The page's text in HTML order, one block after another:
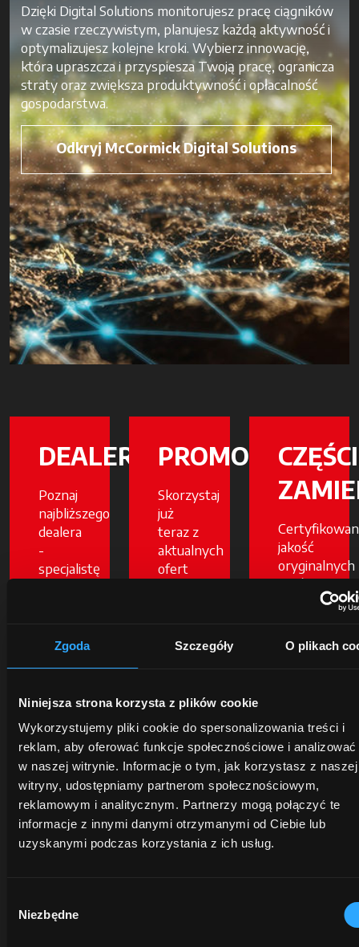
Zgoda Szczegóły O plikach
Niniejsza strona korzysta z plików cookie
Wykorzystujemy pliki cookie do spersonalizowania treści i
reklam, aby oferować funkcje społecznościowe i
w naszej witrynie. Informacje o tym, jak korzystasz z naszej
witryny, udostępniamy partnerom społecznościowym,
reklamowym i analitycznym. Partnerzy mogą połączyć te
informacje z innymi danymi otrzymanymi od Ciebie lub
uzyskanymi podczas korzystania z ich usług.
zgody
Niezbędne
Dzięki Digital Solutions monitorujesz pracę ciągników
w czasie rzeczywistym, planujesz każdą aktywność i
optymalizujesz kolejne kroki. Wybierz innowację,
która upraszcza i przyspiesza Twoją pracę, ogranicza
straty oraz zwiększa produktywność i opłacalność
gospodarstwa.
Odkryj McCormick Digital Solutions
DEALERZY
Poznaj
najbliższego
dealera
-
specjalistę
Twoje
zaproponować
rozwiązania
dla
Twojej
działalności.
Dowiedz
się
PROMOCJE
Skorzystaj
już
teraz z
aktualnych
ofert
McCormick!
wyciągnięcie
jednak
wyłącznie
przez
ograniczony
czas.
Dowiedz
CZĘŚCI
jakość
oryginalnych
części
McCormick
wartość
Twojego
większą
oraz
lepsze
osiągi.